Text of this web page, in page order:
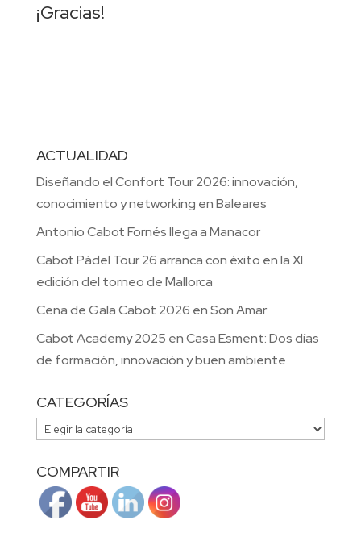
¡Gracias!
ACTUALIDAD
Diseñando el Confort Tour 2026: innovación,
conocimiento y networking en Baleares
Antonio Cabot Fornés llega a Manacor
Cabot Pádel Tour 26 arranca con éxito en la XI
edición del torneo de Mallorca
Cena de Gala Cabot 2026 en Son Amar
Cabot Academy 2025 en Casa Esment: Dos días
de formación, innovación y buen ambiente
CATEGORÍAS
CATEGORÍAS
COMPARTIR